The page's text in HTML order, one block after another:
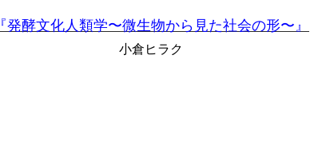
『発酵文化人類学〜微生物から見た社会の形〜』
小倉ヒラク